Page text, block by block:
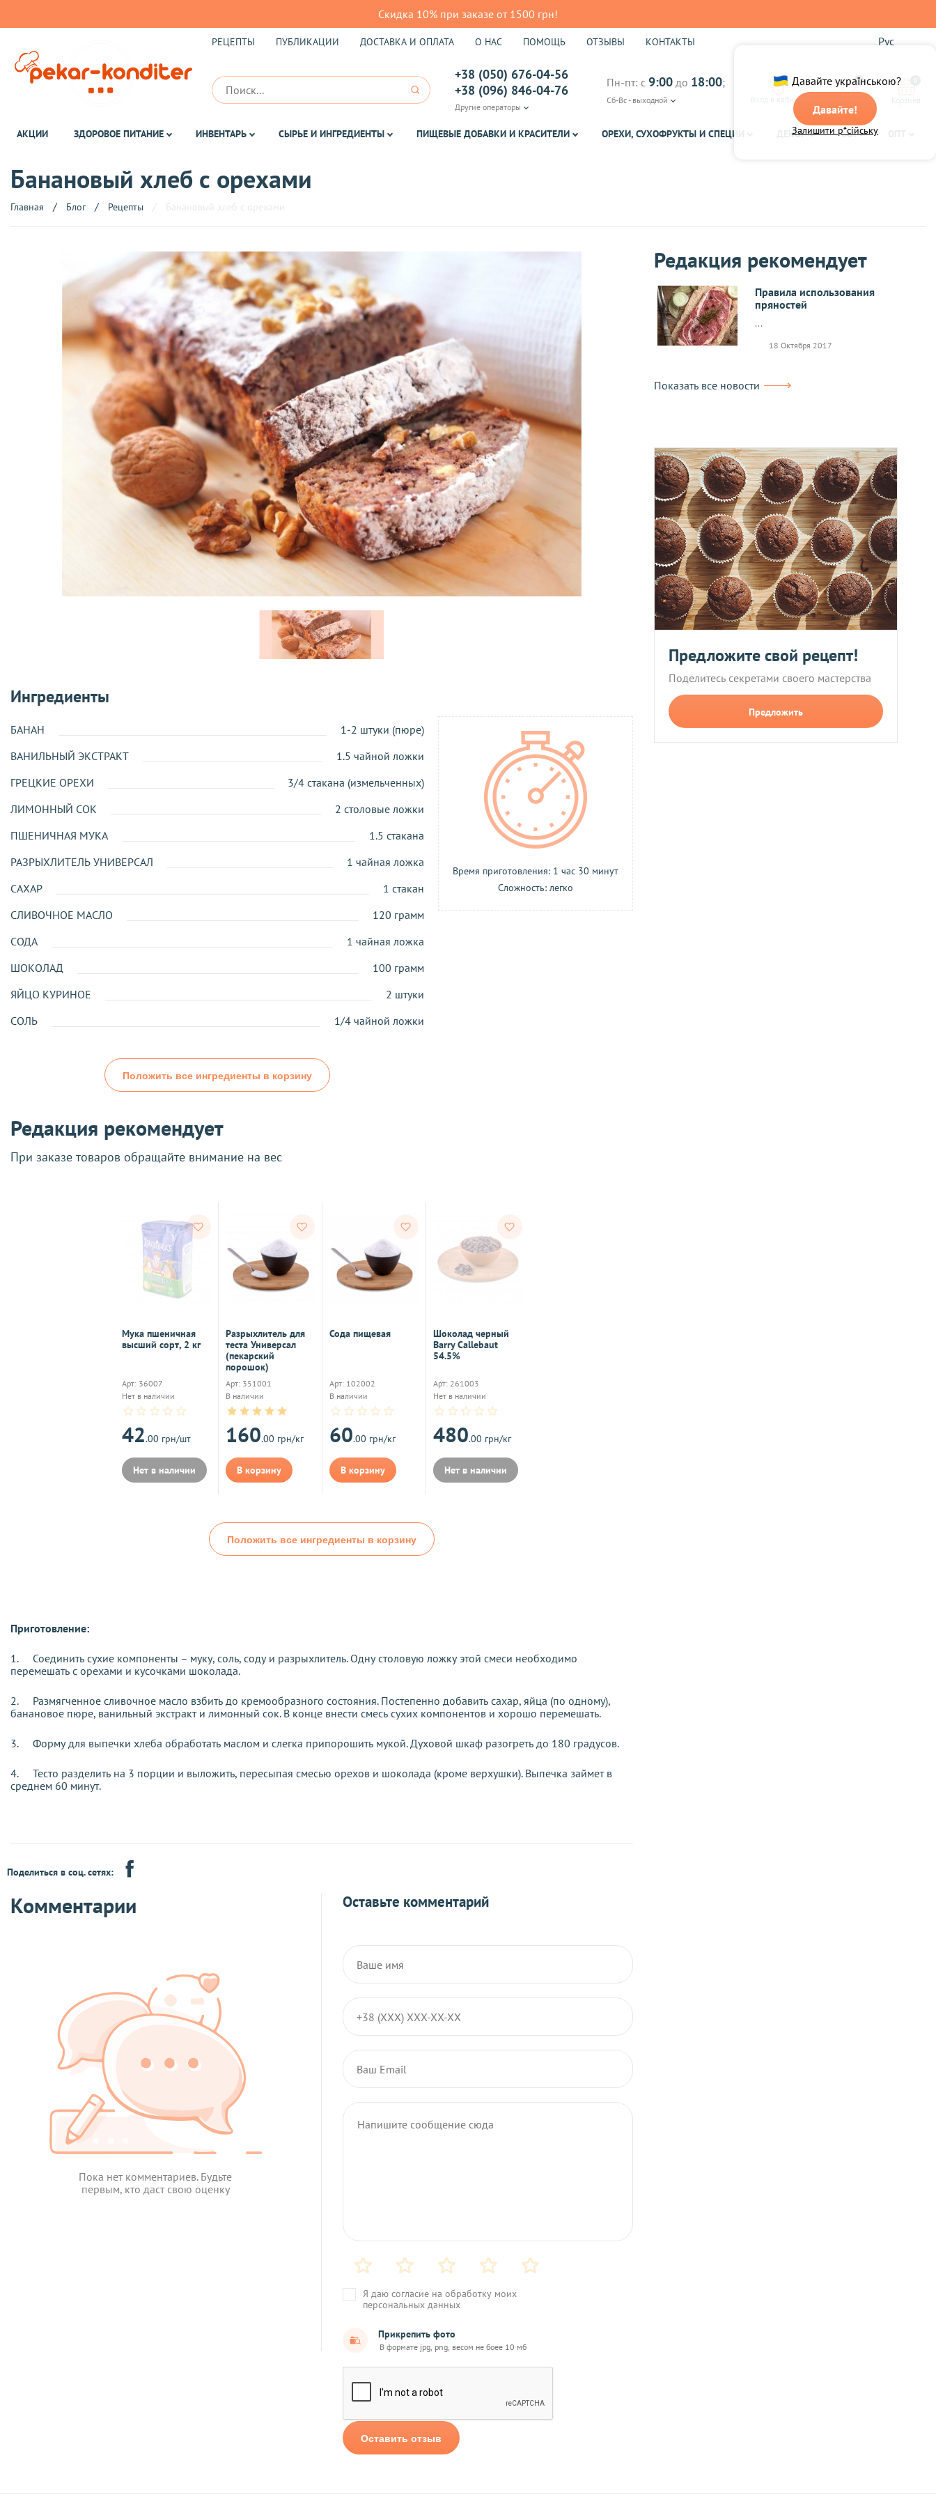
Скидка 10% при заказе от 1500 грн!
Давайте українською?
Давайте!
Залишити р*сійську
РЕЦЕПТЫ ПУБЛИКАЦИИ ДОСТАВКА И ОПЛАТА О НАС ПОМОЩЬ ОТЗЫВЫ КОНТАКТЫ Рус
+38 (050) 676-04-56
+38 (096) 846-04-76
Другие операторы
Пн-пт: с 9:00 до 18:00;
Сб-Вс - выходной Вход в кабинет
0
АКЦИИ ЗДОРОВОЕ ПИТАНИЕ ИНВЕНТАРЬ СЫРЬЕ И ИНГРЕДИЕНТЫ ПИЩЕВЫЕ ДОБАВКИ И КРАСИТЕЛИ ОРЕХИ, СУХОФРУКТЫ И СПЕЦИИ ДЕКОР ЧАЙ
Банановый хлеб с орехами
Главная Блог Рецепты
Ингредиенты
БАНАН
1-2 штуки (пюре)
ВАНИЛЬНЫЙ ЭКСТРАКТ
1.5 чайной ложки
ГРЕЦКИЕ ОРЕХИ
3/4 стакана (измельченных)
ЛИМОННЫЙ СОК
2 столовые ложки
ПШЕНИЧНАЯ МУКА
1.5 стакана
РАЗРЫХЛИТЕЛЬ УНИВЕРСАЛ
1 чайная ложка
САХАР
1 стакан
СЛИВОЧНОЕ МАСЛО
120 грамм
СОДА
1 чайная ложка
ШОКОЛАД
100 грамм
ЯЙЦО КУРИНОЕ
2 штуки
СОЛЬ
1/4 чайной ложки
Положить все ингредиенты в корзину
Время приготовления: 1 час 30 минут
Сложность: легко
Редакция рекомендует
При заказе товаров обращайте внимание на вес
Мука пшеничная
высший сорт, 2 кг
Арт: 36007
Нет в наличии
42.00 грн/шт
Нет в наличии
Разрыхлитель для
теста Универсал
(пекарский
порошок)
Арт: 351001
В наличии
160.00 грн/кг
В корзину
Сода пищевая
Арт: 102002
В наличии
60.00 грн/кг
В корзину
Шоколад черный
Barry Callebaut
54.5%
Арт: 261003
Нет в наличии
480.00 грн/кг
Нет в наличии
Положить все ингредиенты в корзину
Приготовление:
1.
Соединить сухие компоненты – муку, соль, соду и разрыхлитель. Одну столовую ложку этой смеси необходимо
перемешать с орехами и кусочками шоколада.
2.
Размягченное сливочное масло взбить до кремообразного состояния. Постепенно добавить сахар, яйца (по одному),
банановое пюре, ванильный экстракт и лимонный сок. В конце внести смесь сухих компонентов и хорошо перемешать.
3. Форму для выпечки хлеба обработать маслом и слегка припорошить мукой. Духовой шкаф разогреть до 180 градусов.
4.
Тесто разделить на 3 порции и выложить, пересыпая смесью орехов и шоколада (кроме верхушки). Выпечка займет в
среднем 60 минут.
Поделиться в соц. сетях:
Комментарии
Пока нет комментариев. Будьте
первым, кто даст свою оценку
Оставьте комментарий
Я даю согласие на обработку моих
персональных данных
Прикрепить фото
Оставить отзыв
Редакция рекомендует
Правила использования
пряностей
...
18 Октября 2017
Показать все новости
Предложите свой рецепт!
Поделитесь секретами своего мастерства
Предложить